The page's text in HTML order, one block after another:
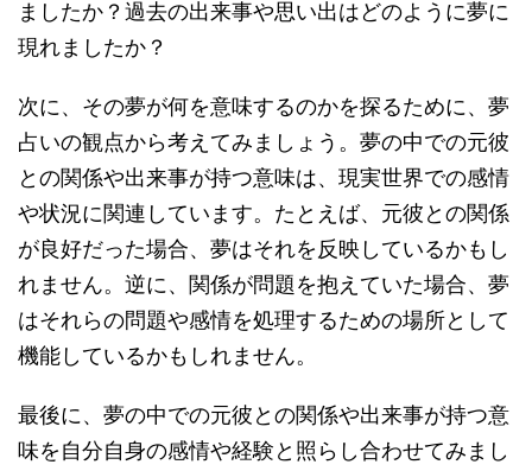
ましたか？過去の出来事や思い出はどのように夢に
現れましたか？
次に、その夢が何を意味するのかを探るために、夢
占いの観点から考えてみましょう。夢の中での元彼
との関係や出来事が持つ意味は、現実世界での感情
や状況に関連しています。たとえば、元彼との関係
が良好だった場合、夢はそれを反映しているかもし
れません。逆に、関係が問題を抱えていた場合、夢
はそれらの問題や感情を処理するための場所として
機能しているかもしれません。
最後に、夢の中での元彼との関係や出来事が持つ意
味を自分自身の感情や経験と照らし合わせてみまし